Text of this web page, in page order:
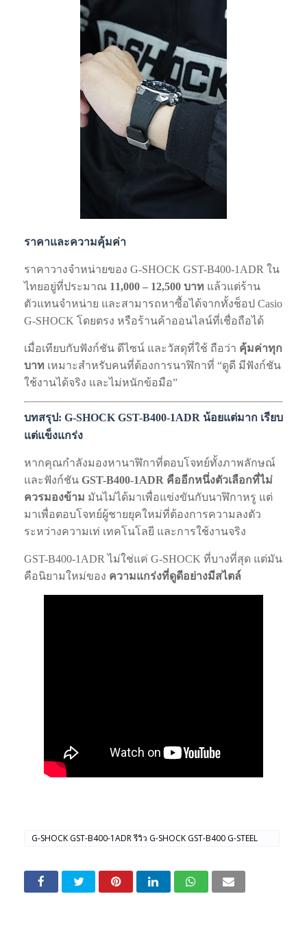
ราคาและความคุ้มค่า
ราคาวางจำหน่ายของ G-SHOCK GST-B400-1ADR ใน
ไทยอยู่ที่ประมาณ 11,000 – 12,500 บาท แล้วแต่ร้าน
ตัวแทนจำหน่าย และสามารถหาซื้อได้จากทั้งช็อป Casio
G-SHOCK โดยตรง หรือร้านค้าออนไลน์ที่เชื่อถือได้
เมื่อเทียบกับฟังก์ชัน ดีไซน์ และวัสดุที่ใช้ ถือว่า คุ้มค่าทุก
บาท เหมาะสำหรับคนที่ต้องการนาฬิกาที่ “ดูดี มีฟังก์ชัน
ใช้งานได้จริง และไม่หนักข้อมือ”
บทสรุป: G-SHOCK GST-B400-1ADR น้อยแต่มาก เรียบ
แต่แข็งแกร่ง
หากคุณกำลังมองหานาฬิกาที่ตอบโจทย์ทั้งภาพลักษณ์
และฟังก์ชัน GST-B400-1ADR คืออีกหนึ่งตัวเลือกที่ไม่
ควรมองข้าม มันไม่ได้มาเพื่อแข่งขันกับนาฬิกาหรู แต่
มาเพื่อตอบโจทย์ผู้ชายยุคใหม่ที่ต้องการความลงตัว
ระหว่างความเท่ เทคโนโลยี และการใช้งานจริง
GST-B400-1ADR ไม่ใช่แค่ G-SHOCK ที่บางที่สุด แต่มัน
คือนิยามใหม่ของ ความแกร่งที่ดูดีอย่างมีสไตล์
G-SHOCK GST-B400-1ADR รีวิว G-SHOCK GST-B400 G-STEEL